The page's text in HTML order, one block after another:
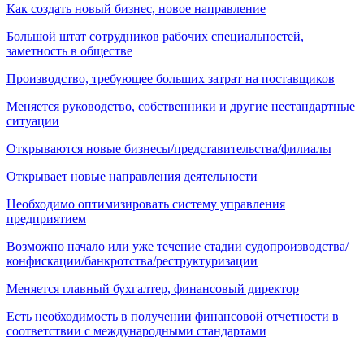
Как создать новый бизнес, новое направление
Большой штат сотрудников рабочих специальностей,
заметность в обществе
Производство, требующее больших затрат на поставщиков
Меняется руководство, собственники и другие нестандартные
ситуации
Открываются новые бизнесы/представительства/филиалы
Открывает новые направления деятельности
Необходимо оптимизировать систему управления
предприятием
Возможно начало или уже течение стадии судопроизводства/
конфискации/банкротства/реструктуризации
Меняется главный бухгалтер, финансовый директор
Есть необходимость в получении финансовой отчетности в
соответствии с международными стандартами